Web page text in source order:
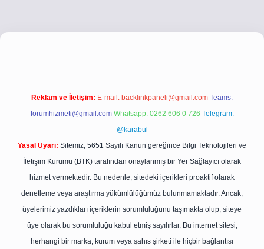
betci girişbetci girişhiltonbet yeni giriş
Reklam ve İletişim: E-mail: backlinkpaneli@gmail.com Teams:
forumhizmeti@gmail.com Whatsapp: 0262 606 0 726 Telegram:
@karabul
Yasal Uyarı: Sitemiz, 5651 Sayılı Kanun gereğince Bilgi Teknolojileri ve
İletişim Kurumu (BTK) tarafından onaylanmış bir Yer Sağlayıcı olarak
hizmet vermektedir. Bu nedenle, sitedeki içerikleri proaktif olarak
denetleme veya araştırma yükümlülüğümüz bulunmamaktadır. Ancak,
üyelerimiz yazdıkları içeriklerin sorumluluğunu taşımakta olup, siteye
üye olarak bu sorumluluğu kabul etmiş sayılırlar. Bu internet sitesi,
herhangi bir marka, kurum veya şahıs şirketi ile hiçbir bağlantısı